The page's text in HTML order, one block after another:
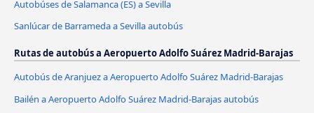
Autobúses de Salamanca (ES) a Sevilla
Sanlúcar de Barrameda a Sevilla autobús
Rutas de autobús a Aeropuerto Adolfo Suárez Madrid-Barajas
Autobús de Aranjuez a Aeropuerto Adolfo Suárez Madrid-Barajas
Bailén a Aeropuerto Adolfo Suárez Madrid-Barajas autobús